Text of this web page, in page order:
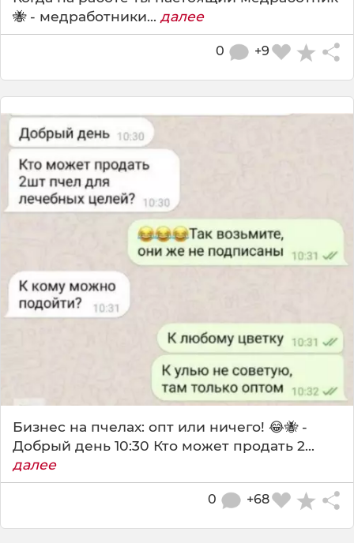
🐝 - медработники... далее
+9
0
Бизнес на пчелах: опт или ничего! 😂🐝 -
Добрый день 10:30 Кто может продать 2...
далее
+68
0